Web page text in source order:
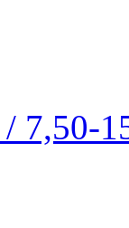
7,50-